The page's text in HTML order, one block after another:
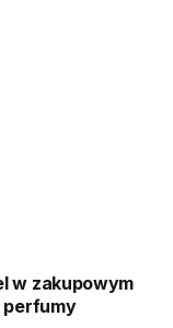
w zakupowym
perfumy